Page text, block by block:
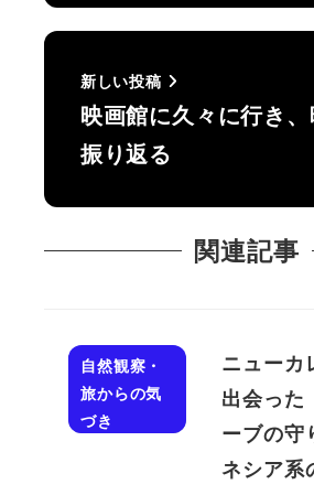
新しい投稿
映画館に久々に行き
振り返る
関連記事
自然観察・
旅からの気
づき
ニューカ
出会っ
ーブの
ネシア系